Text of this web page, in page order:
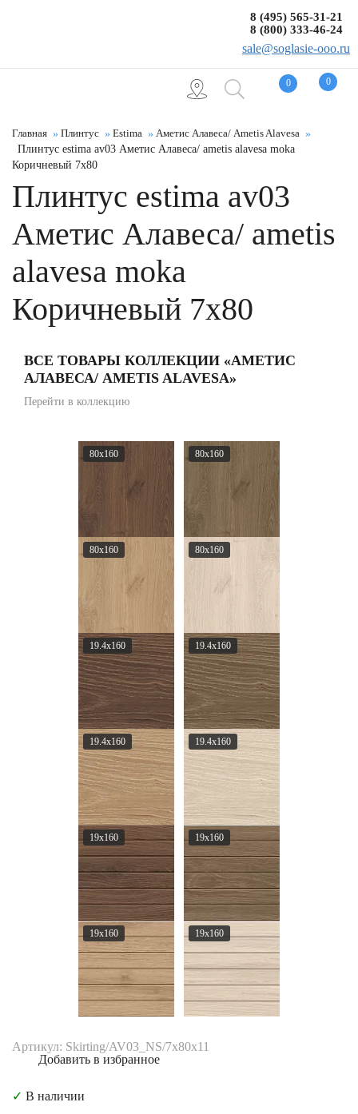
0 0
8 (495) 565-31-21
8 (800) 333-46-24
sale@soglasie-ooo.ru
Главная Плинтус Estima
Аметис Алавеса/ Ametis Alavesa
Плинтус estima av03 Аметис Алавеса/ ametis alavesa moka
Коричневый 7x80
Плинтус estima av03
Аметис Алавеса/ ametis
alavesa moka
Коричневый 7x80
ВСЕ ТОВАРЫ КОЛЛЕКЦИИ «АМЕТИС
АЛАВЕСА/ AMETIS ALAVESA»
Перейти в коллекцию
80x160 80x160
80x160 80x160
19.4x160 19.4x160
19.4x160 19.4x160
19x160 19x160
19x160 19x160
Артикул: Skirting/AV03_NS/7x80x11
Добавить в избранное
✓ В наличии